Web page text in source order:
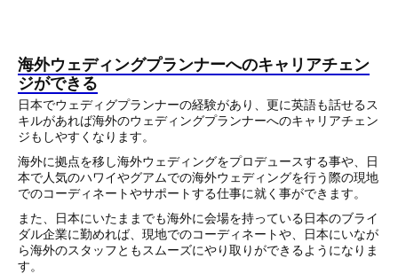
海外ウェディングプランナーへのキャリアチェン
ジができる
日本でウェディグプランナーの経験があり、更に英語も話せるス
キルがあれば海外のウェディングプランナーへのキャリアチェン
ジもしやすくなります。
海外に拠点を移し海外ウェディングをプロデュースする事や、日
本で人気のハワイやグアムでの海外ウェディングを行う際の現地
でのコーディネートやサポートする仕事に就く事ができます。
また、日本にいたままでも海外に会場を持っている日本のブライ
ダル企業に勤めれば、現地でのコーディネートや、日本にいなが
ら海外のスタッフともスムーズにやり取りができるようになりま
す。